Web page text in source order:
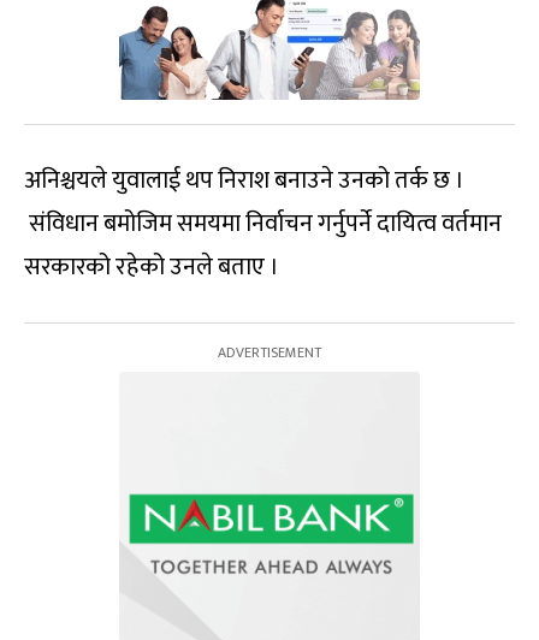
अनिश्चयले युवालाई थप निराश बनाउने उनको तर्क छ ।
संविधान बमोजिम समयमा निर्वाचन गर्नुपर्ने दायित्व वर्तमान
सरकारको रहेको उनले बताए ।